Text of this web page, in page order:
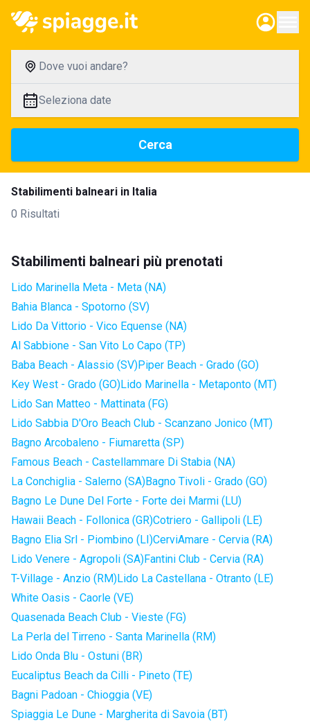
Dove vuoi andare?
Seleziona date
Cerca
Stabilimenti balneari in Italia
0 Risultati
Stabilimenti balneari più prenotati
Lido Marinella Meta - Meta (NA)
Bahia Blanca - Spotorno (SV)
Lido Da Vittorio - Vico Equense (NA)
Al Sabbione - San Vito Lo Capo (TP)
Baba Beach - Alassio (SV)Piper Beach - Grado (GO)
Key West - Grado (GO)Lido Marinella - Metaponto (MT)
Lido San Matteo - Mattinata (FG)
Lido Sabbia D'Oro Beach Club - Scanzano Jonico (MT)
Bagno Arcobaleno - Fiumaretta (SP)
Famous Beach - Castellammare Di Stabia (NA)
La Conchiglia - Salerno (SA)Bagno Tivoli - Grado (GO)
Bagno Le Dune Del Forte - Forte dei Marmi (LU)
Hawaii Beach - Follonica (GR)Cotriero - Gallipoli (LE)
Bagno Elia Srl - Piombino (LI)CerviAmare - Cervia (RA)
Lido Venere - Agropoli (SA)Fantini Club - Cervia (RA)
T-Village - Anzio (RM)Lido La Castellana - Otranto (LE)
White Oasis - Caorle (VE)
Quasenada Beach Club - Vieste (FG)
La Perla del Tirreno - Santa Marinella (RM)
Lido Onda Blu - Ostuni (BR)
Eucaliptus Beach da Cilli - Pineto (TE)
Bagni Padoan - Chioggia (VE)
Spiaggia Le Dune - Margherita di Savoia (BT)